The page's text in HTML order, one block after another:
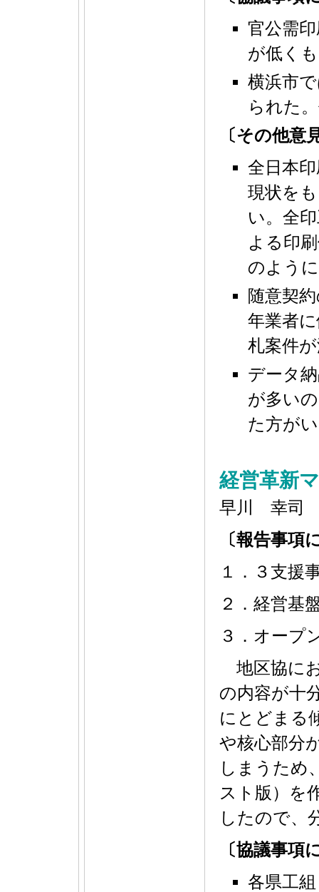
官公需
が低く
横浜市
られた
〔その他意
全日本
現状を
い。全
よる印
のよう
随意契
年業者
札案件
データ
が多い
た方が
経営革新
早川 幸司
〔報告事項
１．３支援
２．経営基
３．オープ
地区協に
の内容が十
にとどまる
や核心部分
しまうため
スト版）を
したので、
〔協議事項
各県工